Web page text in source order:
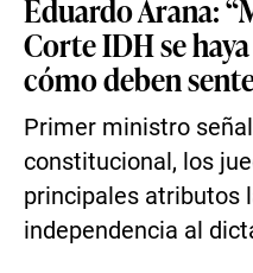
Eduardo Arana:
Corte IDH se
cómo deben
Primer ministro
constitucional, los
principales atributos
independencia al